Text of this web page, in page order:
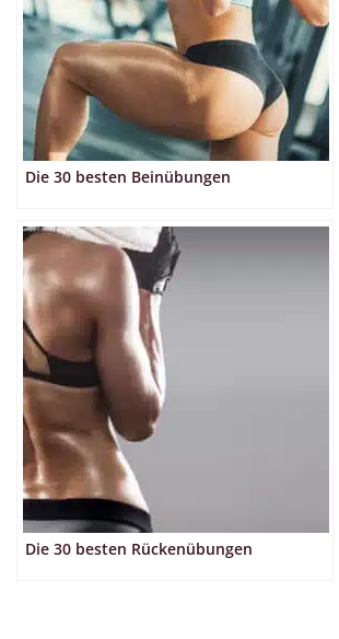
Die 30 besten Beinübungen
Die 30 besten Rückenübungen